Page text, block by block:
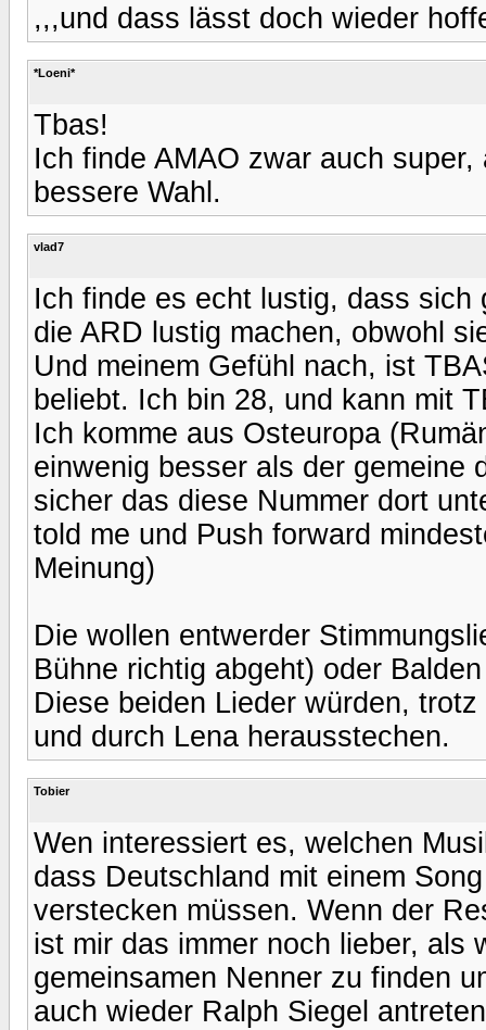
,,,und dass lässt doch wieder
*Loeni*
Tbas!
Ich finde AMAO zwar auch
bessere Wahl.
vlad7
Ich finde es echt lustig, dass sich
die ARD lustig machen, obwohl
Und meinem Gefühl nach, ist
beliebt. Ich bin 28, und kann mit
Ich komme aus Osteuropa
einwenig besser als der gemeine
sicher das diese Nummer dort
told me und Push forward
Meinung)
Die wollen entwerder
Bühne richtig abgeht) oder
Diese beiden Lieder würden,
und durch Lena herausstechen.
Tobier
Wen interessiert es, welchen
dass Deutschland mit einem
verstecken müssen. Wenn der
ist mir das immer noch lieber, als
gemeinsamen Nenner zu finden
auch wieder Ralph Siegel